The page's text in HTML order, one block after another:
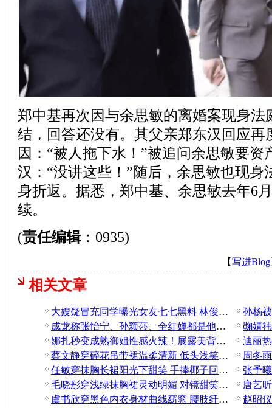
郑中基再次因与余思敏的离婚案现身法
结，回答还没有。其父亲郑东汉回应再
因：“被人拖下水！”被追问余思敏要资
汉：“没讲这些！”随后，余思敏也现身
身折返。据悉，郑中基、余思敏去年6
续。
(责任编辑：0935)
【写进Blog
相关文章
大嫂疑冒充同学曝光女友七七黑料 林俊杰已删合照
成龙称张怡宁、孙颖莎、全红婵都是他的偶像
娜扎秒变成熟御姐性感火辣！展露美背肌肤柔软白嫩
蔡文静穿碎花吊带裙温柔清新 低头浅笑少女感满满
任敏穿抹胸长裙阳光下甜笑 手捧椰子回眸又纯又欲
毛晓彤穿浅绿抹胸裙灵动明媚 对镜甜笑好似花仙子
虞书欣穿黑色内衣身材曲线窈窕 腰肢纤细又甜又辣